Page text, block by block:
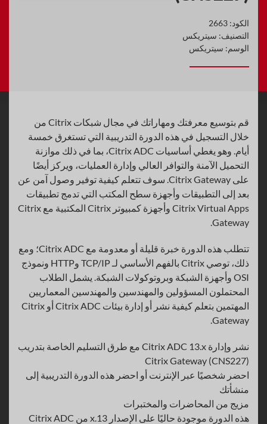
الكود: 2663
التصنيف: سيتريكس
الوسم: سيتريكس
قم بتوسيع معرفتك ومهاراتك في مجال شبكات Citrix من
خلال التسجيل في هذه الدورة التدريبية التي تستغرق خمسة
أيام. وهو يغطي أساسيات Citrix ADC، بما في ذلك موازنة
التحميل الآمنة والتوافر العالي وإدارة العمليات، ويركز أيضًا
على Citrix Gateway. سوف تتعلم كيفية توفير وصول آمن عن
بعد إلى التطبيقات وأجهزة سطح المكتب التي تدمج تطبيقات
Citrix Virtual Apps وأجهزة كمبيوتر Citrix المكتبية مع Citrix
Gateway.
تتطلب هذه الدورة خبرة قليلة أو معدومة مع Citrix ADC؛ ومع
ذلك، توصي Citrix بالفهم الأساسي لـ TCP/IP وHTTP ونموذج
OSI وأجهزة الشبكة وبروتوكولات الشبكة. يشمل الطلاب
المحتملون المسؤولين والمهندسين والمهندسين المعماريين
المهتمين بتعلم كيفية نشر أو إدارة بيئات Citrix ADC أو Citrix
Gateway.
نشر وإدارة Citrix ADC 13.x مع طرق التسليم الخاصة بتدريب
Citrix Gateway (CNS227)
احضر شخصيًا عبر الإنترنت أو احضر هذه الدورة التدريبية إلى
منشأتك
مزيج من المحاضرات والمختبرات
هذه الدورة موجودة حاليًا على الإصدار 13.x من Citrix ADC